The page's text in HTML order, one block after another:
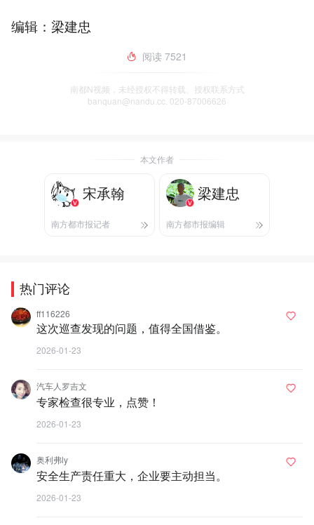
编辑：梁建忠
阅读 7521
南都N视频，未经授权不得转载、授权联系方式
banquan@nandu.cc. 020-87006626
本文作者
宋承翰
南方都市报记者
梁建忠
南方都市报编辑
热门评论
ff116226
这次巡查发现的问题，值得全国借鉴。
2026-01-23
汽车人罗吉文
专家检查很专业，点赞！
2026-01-23
奥利弗ly
安全生产责任重大，企业要主动担当。
2026-01-23